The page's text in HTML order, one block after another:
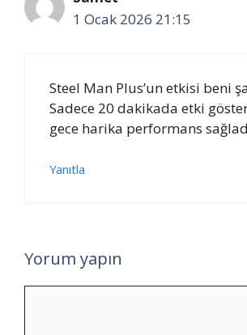
1 Ocak 2026 21:15
Steel Man Plus’un etkisi beni
Sadece 20 dakikada etki
gece harika performans
Yanıtla
Yorum yapın